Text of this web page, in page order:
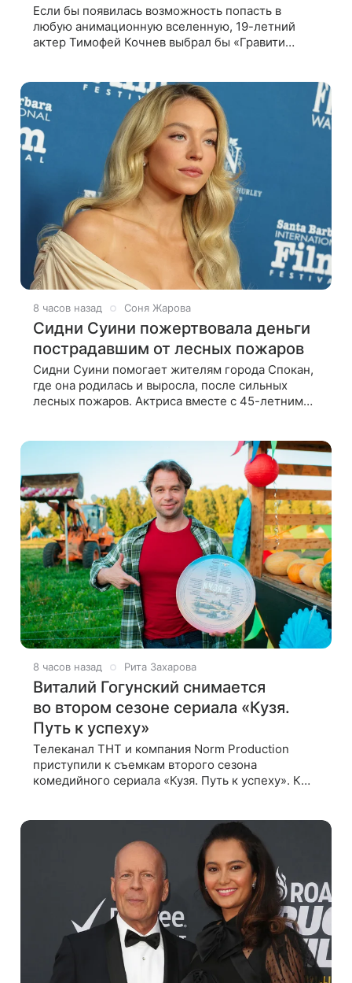
Если бы появилась возможность попасть в
любую анимационную вселенную, 19-летний
актер Тимофей Кочнев выбрал бы «Гравити
8 часов назад Соня Жарова
Сидни Суини пожертвовала деньги
пострадавшим от лесных пожаров
Сидни Суини помогает жителям города Спокан,
где она родилась и выросла, после сильных
лесных пожаров. Актриса вместе с 45-летним
8 часов назад Рита Захарова
Виталий Гогунский снимается
во втором сезоне сериала «Кузя.
Путь к успеху»
Телеканал ТНТ и компания Norm Production
приступили к съемкам второго сезона
комедийного сериала «Кузя. Путь к успеху». К